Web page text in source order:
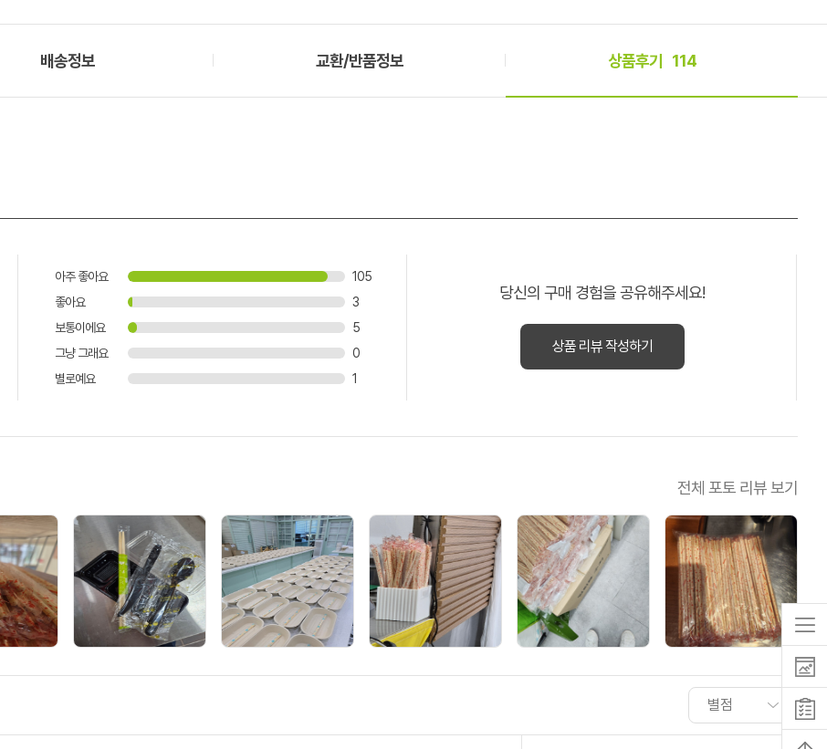
배송정보 교환/반품정보 상품후기 114
아주 좋아요
105
좋아요
3
보통이에요
5
그냥 그래요
0
별로예요
1
당신의 구매 경험을 공유해주세요!
상품 리뷰 작성하기
전체 포토 리뷰 보기